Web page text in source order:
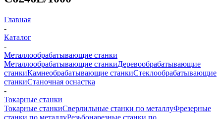
Главная
-
Каталог
-
Металлообрабатывающие станки
Металлообрабатывающие станкиДеревообрабатывающие
станкиКамнеобрабатывающие станкиСтеклообрабатывающие
станкиСтаночная оснастка
-
Токарные станки
Токарные станкиСверлильные станки по металлуФрезерные
станки по металлуРезьбонарезные станки по